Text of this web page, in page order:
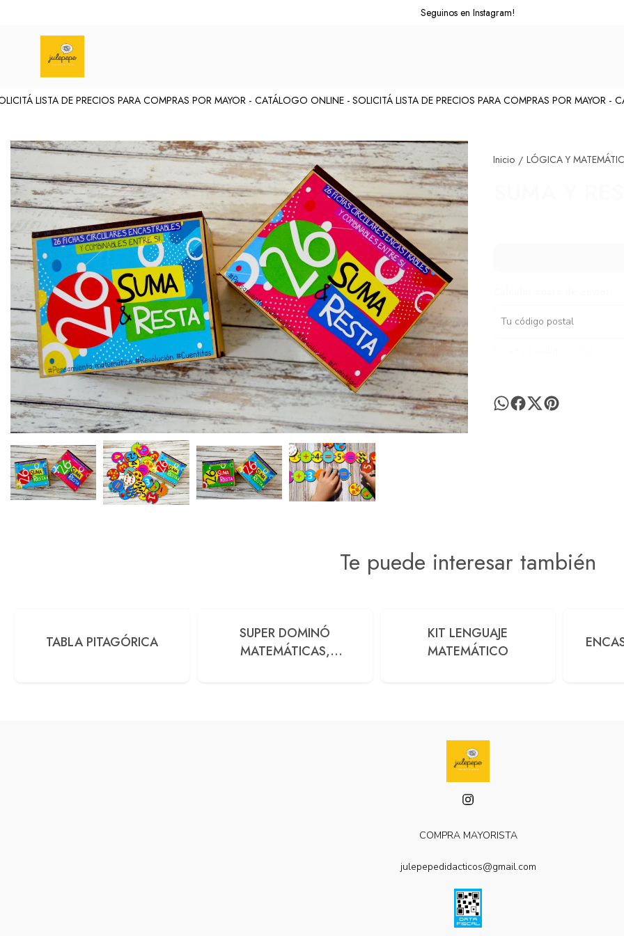
LISTA DE PRECIOS PARA COMPRAS POR MAYOR - CATÁLOGO ONLINE - SOLICITÁ LISTA DE PRECIOS PARA COMPRAS POR MAYOR -
Seguinos en Instagram!
Inicio / LÓGICA Y
Te puede interesar también
TABLA PITAGÓRICA
SUPER DOMINÓ
MATEMÁTICAS,
KIT LENGUAJE
MATEMÁTICO
COMPRA MAYORISTA
julepepedidacticos@gmail.com